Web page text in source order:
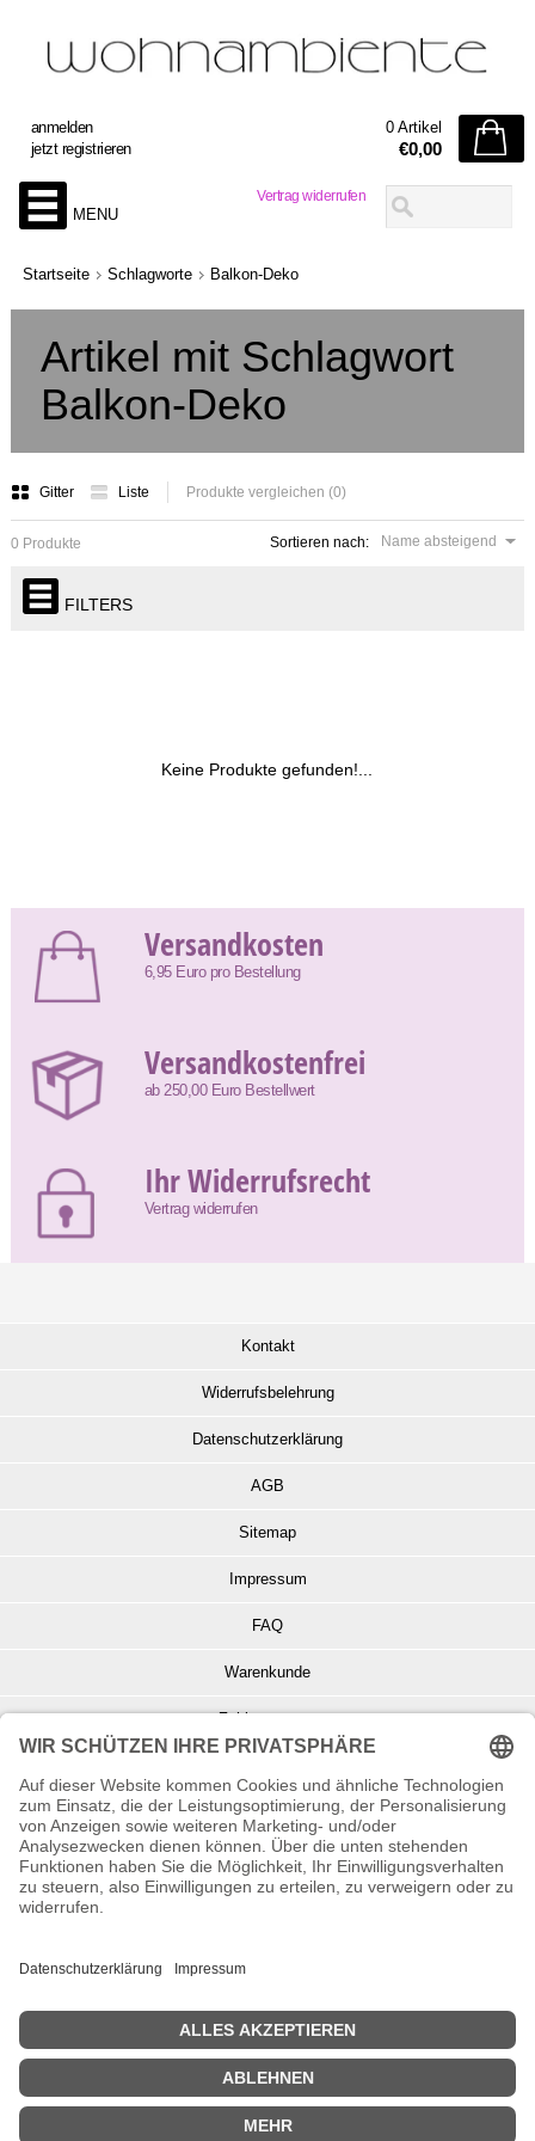
Vertrag widerrufen
anmelden
jetzt registrieren
0 Artikel
€0,00
MENU
Startseite Schlagworte Balkon-Deko
Artikel mit Schlagwort
Balkon-Deko
Gitter Liste Produkte vergleichen (0)
Sortieren nach: Name absteigend
0 Produkte
FILTERS
Keine Produkte gefunden!...
Versandkosten
6,95 Euro pro Bestellung
Versandkostenfrei
ab 250,00 Euro Bestellwert
Ihr Widerrufsrecht
Vertrag widerrufen
Kontakt
Widerrufsbelehrung
Datenschutzerklärung
AGB
Sitemap
Impressum
FAQ
Warenkunde
Zahlungsarten
Info zu Elektro- u. Elektronikgeräten
Batterieentsorgung
Informationen zur Echtheit von Kundenbewertungen
© Copyright 2026 Wohnambiente-Shop